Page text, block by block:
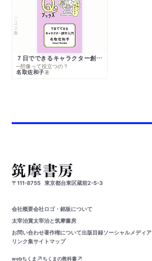
シリーズ・全集
７日でできるキャラクター創作入門
─想像って役立つの？
名取佐和子著
〒111-8755 東京都台東区蔵前2-5-3
会社概要会社ロゴ・銘板について
太宰治賞太宰治と筑摩書房
お問い合わせ著作権について出版目録ソーシャルメディア
リンク集サイトマップ
webちくま ちくまの教科書